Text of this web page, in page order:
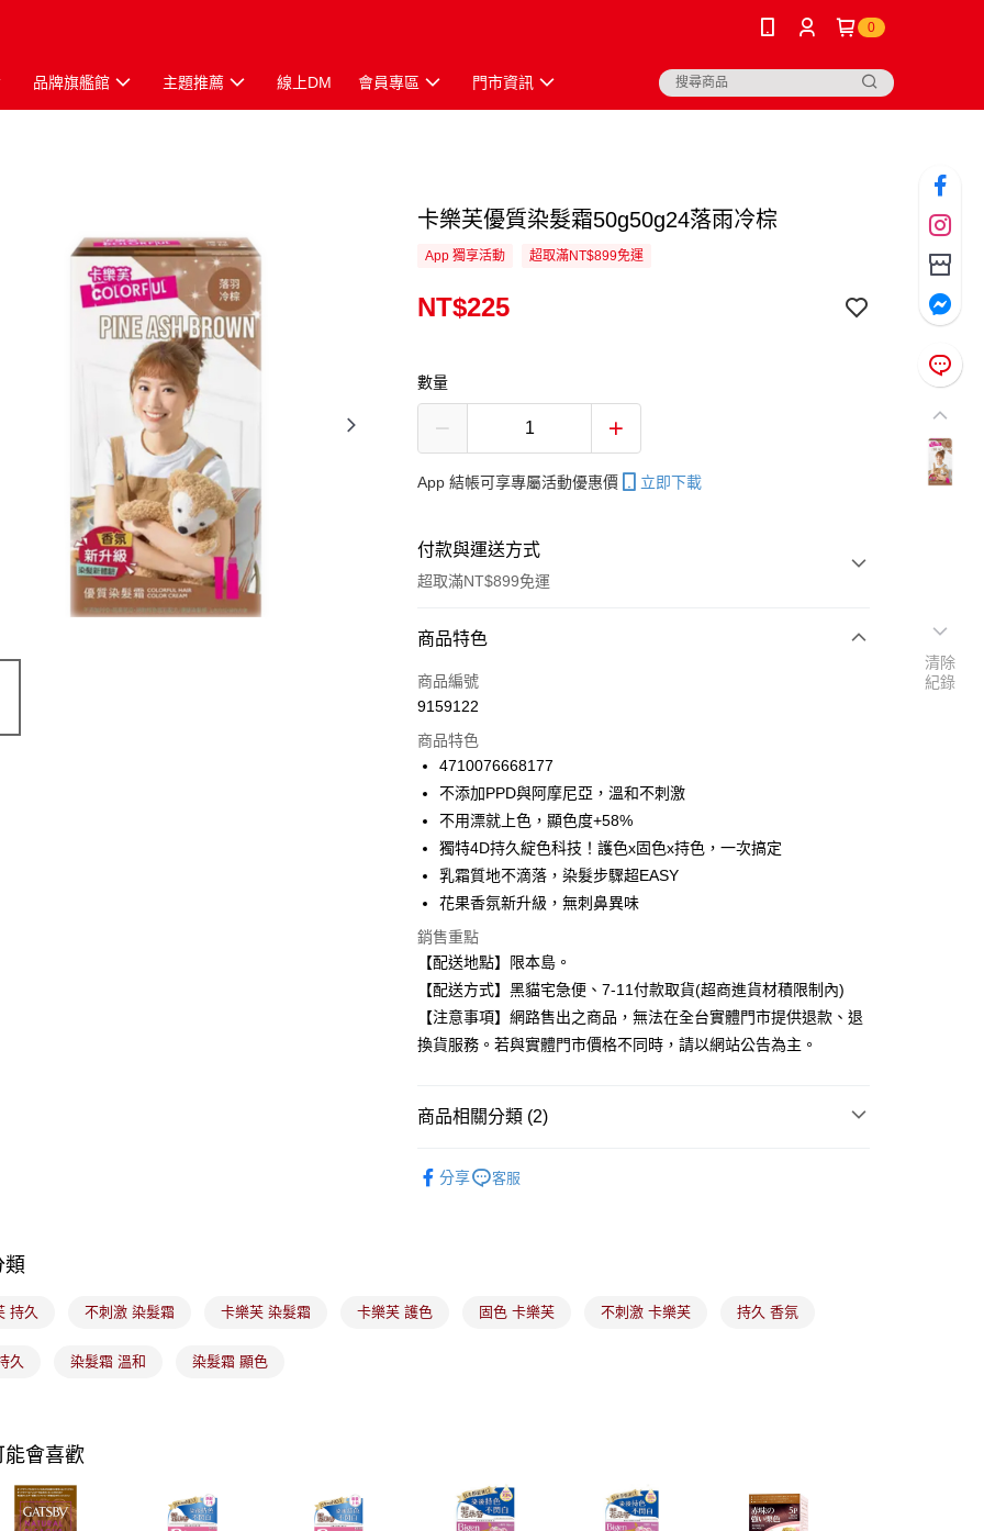
0
品牌旗艦館 主題推薦 線上DM 會員專區 門市資訊
卡樂芙優質染髮霜50g50g24落雨冷棕
App 獨享活動 超取滿NT$899免運
NT$225
數量
App 結帳可享專屬活動優惠價 立即下載
付款與運送方式
超取滿NT$899免運
付款方式
信用卡一次付款
合作金庫商業銀行
第一商業銀行
華南商業銀行
國泰世華商業銀行
兆豐國際商業銀行
臺灣中小企業銀行
台中商業銀行
匯豐（台灣）商業銀行
聯邦商業銀行
玉山商業銀行
台新國際商業銀行
中國信託商業銀行
台灣樂天信用卡公司
超商取貨付款
Apple Pay
街口支付
悠遊付
Google Pay
全盈+PAY
相關說明
【大哥付你分期使用說明】
2.付款方式選擇「大哥付你分期」，訂單成立後會自動跳轉到大哥付的交易
流程，驗證手機門號後，選擇欲分期的期數、繳款截止日，確認付款後即
【繳款方式說明】
款買賣價金債權讓與本公司後，依約使用本公司帳單繳交帳款。
2.基於同意付款使用「大哥付你分期」之契約關係目的，商店將以您的個人
資料（包含姓名、電話或地址）提供予台灣大哥大進項蒐集、處理及利
每筆NT$100，滿NT$899(含以上)免運費
商品特色
商品編號
9159122
商品特色
4710076668177
不添加PPD與阿摩尼亞，溫和不刺激
不用漂就上色，顯色度+58%
獨特4D持久綻色科技！護色x固色x持色，一次搞定
乳霜質地不滴落，染髮步驟超EASY
花果香氛新升級，無刺鼻異味
銷售重點
【配送地點】限本島。
【配送方式】黑貓宅急便、7-11付款取貨(超商進貨材積限制內)
【注意事項】網路售出之商品，無法在全台實體門市提供退款、退
換貨服務。若與實體門市價格不同時，請以網站公告為主。
商品相關分類 (2)
分享 客服
類
持久 不刺激 染髮霜 卡樂芙 染髮霜 卡樂芙 護色 固色 卡樂芙 不刺激 卡樂芙 持久 香氛
久 染髮霜 溫和 染髮霜 顯色
能會喜歡
清除
紀錄